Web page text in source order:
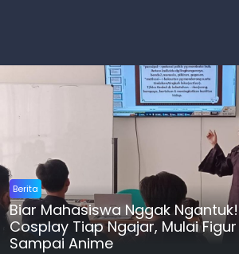
Berita
Biar Mahasiswa Nggak
Cosplay Tiap Ngajar, Mulai
Sampai Anime